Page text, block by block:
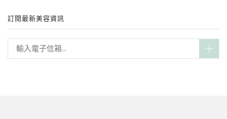
訂閱最新美容資訊